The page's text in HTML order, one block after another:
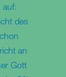
auf:
des
an
Gott